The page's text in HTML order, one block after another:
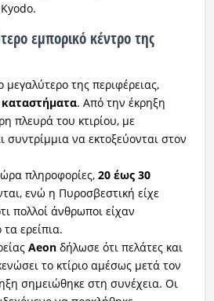
εμπορικό κέντρο της
μεγαλύτερο της περιφέρειας,
καταστήματα. Από την έκρηξη
πλευρά του κτιρίου, με
συντρίμμια να εκτοξεύονται στον
πληροφορίες, 20 έως 30
ενώ η Πυροσβεστική είχε
πολλοί άνθρωποι είχαν
ερείπια.
Aeonδήλωσε ότι πελάτες και
το κτίριο αμέσως μετά τον
σημειώθηκε στη συνέχεια. Οι